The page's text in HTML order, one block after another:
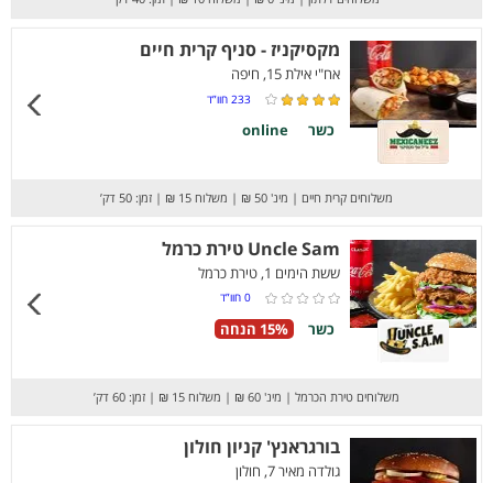
מקסיקניז - סניף קרית חיים
אח"י אילת 15, חיפה
233 חוו”ד
כשר online
משלוחים קרית חיים | מינ' 50 ₪ | משלוח 15 ₪ | זמן: 50 דק’
Uncle Sam טירת כרמל
ששת הימים 1, טירת כרמל
0 חוו”ד
כשר 15% הנחה
משלוחים טירת הכרמל | מינ' 60 ₪ | משלוח 15 ₪ | זמן: 60 דק’
בורגראנץ' קניון חולון
גולדה מאיר 7, חולון